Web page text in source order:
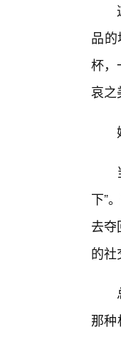
品
杯，
哀之
下”
去
的
那